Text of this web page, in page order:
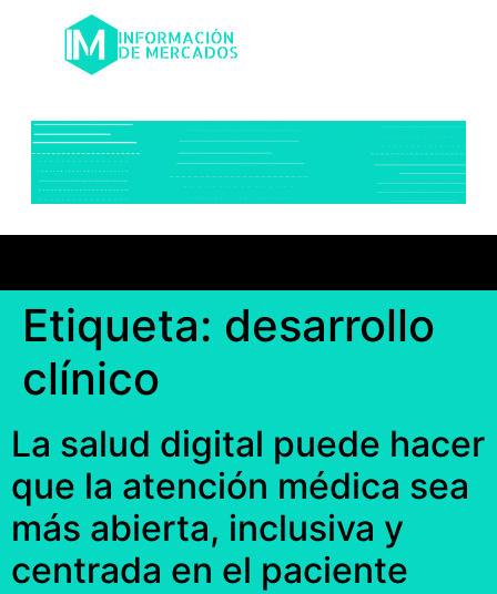
Etiqueta: desarrollo
clínico
La salud digital puede hacer
que la atención médica sea
más abierta, inclusiva y
centrada en el paciente